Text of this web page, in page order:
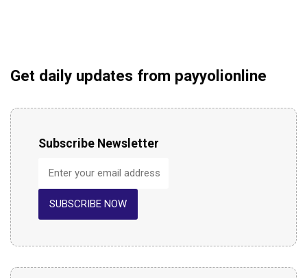
Get daily updates from payyolionline
Subscribe Newsletter
SUBSCRIBE NOW